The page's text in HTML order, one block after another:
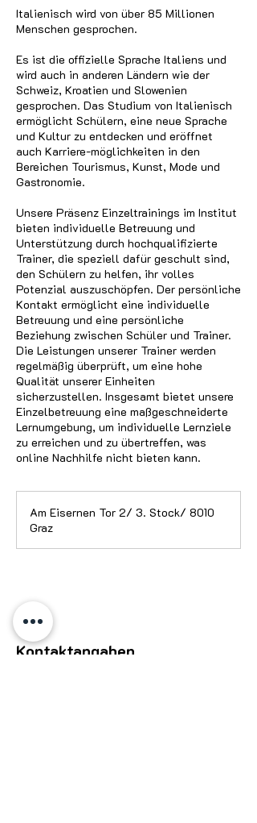
Italienisch wird von über 85 Millionen
Menschen gesprochen.
Es ist die offizielle Sprache Italiens und
wird auch in anderen Ländern wie der
Schweiz, Kroatien und Slowenien
gesprochen. Das Studium von Italienisch
ermöglicht Schülern, eine neue Sprache
und Kultur zu entdecken und eröffnet
auch Karriere-möglichkeiten in den
Bereichen Tourismus, Kunst, Mode und
Gastronomie.
Unsere Präsenz Einzeltrainings im Institut
bieten individuelle Betreuung und
Unterstützung durch hochqualifizierte
Trainer, die speziell dafür geschult sind,
den Schülern zu helfen, ihr volles
Potenzial auszuschöpfen. Der persönliche
Kontakt ermöglicht eine individuelle
Betreuung und eine persönliche
Beziehung zwischen Schüler und Trainer.
Die Leistungen unserer Trainer werden
regelmäßig überprüft, um eine hohe
Qualität unserer Einheiten
sicherzustellen. Insgesamt bietet unsere
Einzelbetreuung eine maßgeschneiderte
Lernumgebung, um individuelle Lernziele
zu erreichen und zu übertreffen, was
online Nachhilfe nicht bieten kann.
Am Eisernen Tor 2/ 3. Stock/ 8010
Graz
Kontaktangaben